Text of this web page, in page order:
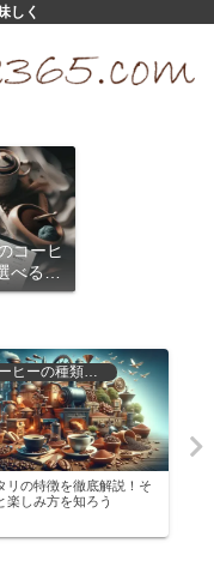
しく
コーヒ
べるサ
リの特徴を徹底解説！そ
楽しみ方を知ろう